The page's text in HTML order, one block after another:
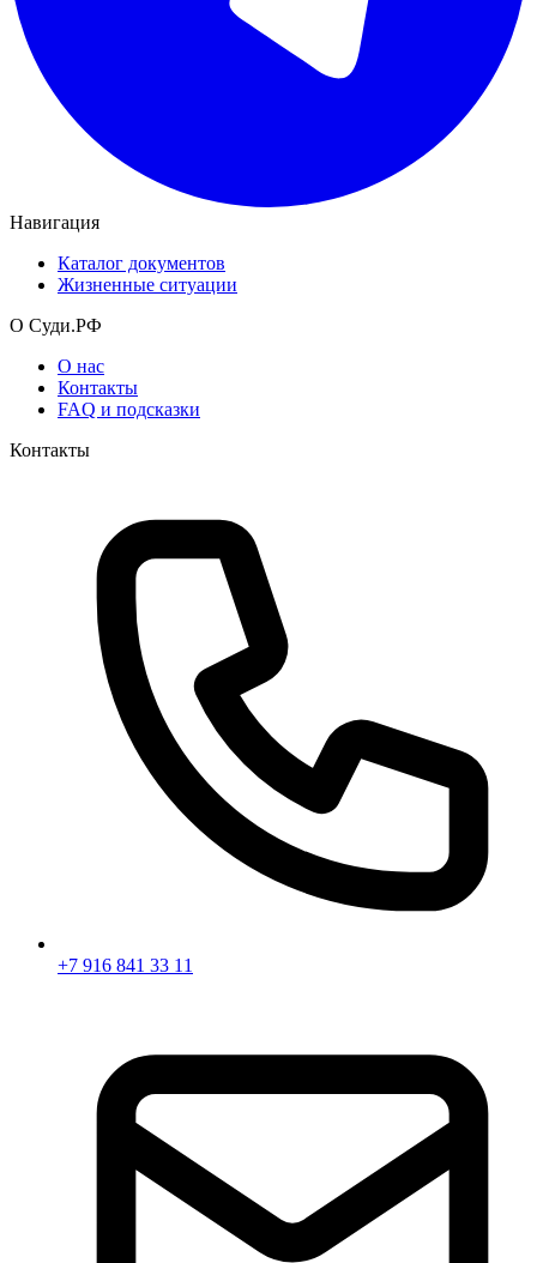
Навигация
Каталог документов
Жизненные ситуации
О Суди.РФ
О нас
Контакты
FAQ и подсказки
Контакты
+7 916 841 33 11